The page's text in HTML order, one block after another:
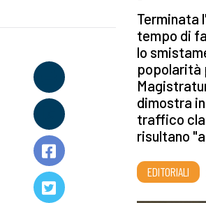
Terminata
tempo di
lo
popolarità
dimostra
traffico
risultano
EDITORIALI